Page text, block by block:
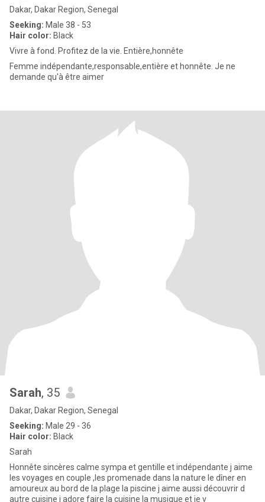
Dakar, Dakar Region, Senegal
Seeking: Male 38 - 53
Hair color: Black
Vivre à fond. Profitez de la vie. Entière,honnête
Femme indépendante,responsable,entière et honnête. Je ne
demande qu'à être aimer
Sarah, 35
Dakar, Dakar Region, Senegal
Seeking: Male 29 - 36
Hair color: Black
Sarah
Honnête sincères calme sympa et gentille et indépendante j aime
les voyages en couple ,les promenade dans la nature le dîner en
amoureux au bord de la plage la piscine j aime aussi découvrir d
autre cuisine j adore faire la cuisine la musique et je v